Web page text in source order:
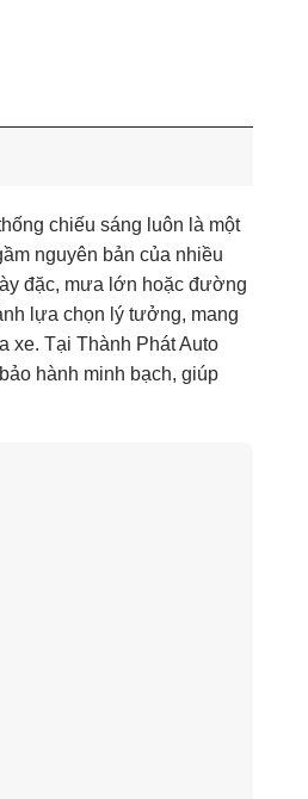
chiếu sáng luôn là một
nguyên bản của nhiều
đặc, mưa lớn hoặc đường
lựa chọn lý tưởng, mang
xe. Tại Thành Phát Auto
hành minh bạch, giúp